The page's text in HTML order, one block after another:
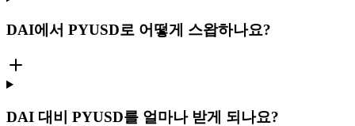
DAI에서 PYUSD로 어떻게 스왑하나요?
DAI 대비 PYUSD를 얼마나 받게 되나요?